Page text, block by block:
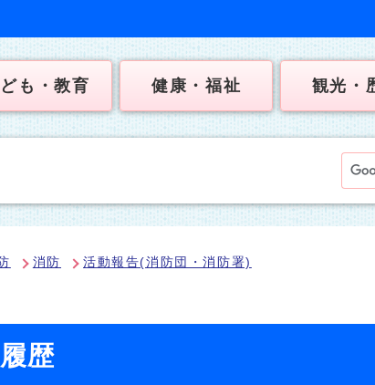
も・教育 健康・福祉 観光・
消防 活動報告(消防団・消防署)
歴